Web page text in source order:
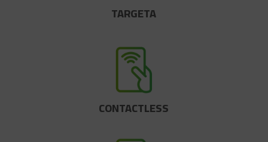
TARGETA
CONTACTLESS